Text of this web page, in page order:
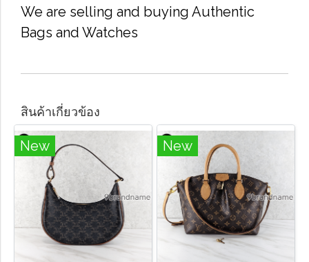
We are selling and buying Authentic
Bags and Watches
สินค้าเกี่ยวข้อง
New New